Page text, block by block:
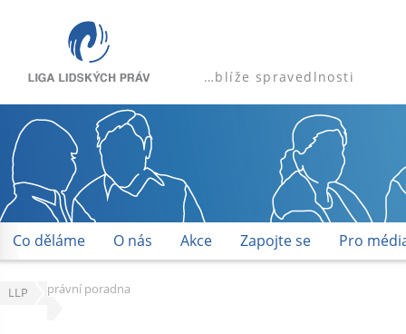
…blíže spravedlnosti
Co děláme O nás Akce Zapojte se Pro
LLP právní poradna